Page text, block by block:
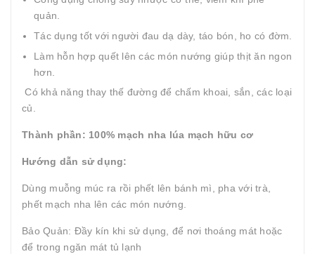
quản.
Tác dụng tốt với người đau dạ dày, táo bón, ho có đờm.
Làm hỗn hợp quết lên các món nướng giúp thịt ăn ngon
hơn.
Có khả năng thay thế đường để chấm khoai, sắn, các loại
củ.
Thành phần: 100% mạch nha lúa mạch hữu cơ
Hướng dẫn sử dụng:
Dùng muỗng múc ra rồi phết lên bánh mì, pha với trà,
phết mạch nha lên các món nướng.
Bảo Quản: Đầy kín khi sử dụng, để nơi thoáng mát hoặc
để trong ngăn mát tủ lạnh